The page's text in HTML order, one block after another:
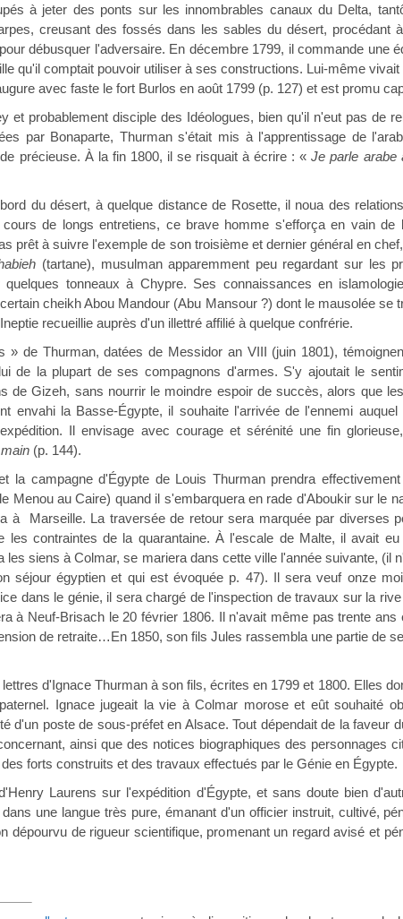
à jeter des ponts sur les innombrables canaux du Delta,
creusant des fossés dans les sables du désert, procédant
débusquer l'adversaire. En décembre 1799, il commande une
qu'il comptait pouvoir utiliser à ses constructions. Lui-même
avec faste le fort Burlos en août 1799 (p. 127) et est promu
et probablement disciple des Idéologues, bien qu'il n'eut pas de
par Bonaparte, Thurman s'était mis à l'apprentissage de
précieuse. À la fin 1800, il se risquait à écrire : «Je parle arabe
du désert, à quelque distance de Rosette, il noua des
de longs entretiens, ce brave homme s'efforça en vain
prêt à suivre l'exemple de son troisième et dernier général en
(tartane), musulman apparemment peu regardant sur les
tonneaux à Chypre. Ses connaissances en
cheikh Abou Mandour (Abu Mansour ?) dont le mausolée se
recueillie auprès d'un illettré affilié à quelque confrérie.
» de Thurman, datées de Messidor an VIII (juin 1801),
de la plupart de ses compagnons d'armes. S'y ajoutait le
de Gizeh, sans nourrir le moindre espoir de succès, alors que
envahi la Basse-Égypte, il souhaite l'arrivée de l'ennemi
Il envisage avec courage et sérénité une fin
(p. 144).
la campagne d'Égypte de Louis Thurman prendra
Menou au Caire) quand il s'embarquera en rade d'Aboukir sur le
à Marseille. La traversée de retour sera marquée par diverses
les contraintes de la quarantaine. À l'escale de Malte, il avait
les siens à Colmar, se mariera dans cette ville l'année suivante, (il
séjour égyptien et qui est évoquée p. 47). Il sera veuf onze
dans le génie, il sera chargé de l'inspection de travaux sur la
à Neuf-Brisach le 20 février 1806. Il n'avait même pas trente
de retraite…En 1850, son fils Jules rassembla une partie de
d'Ignace Thurman à son fils, écrites en 1799 et 1800. Elles
Ignace jugeait la vie à Colmar morose et eût souhaité
d'un poste de sous-préfet en Alsace. Tout dépendait de la faveur
ainsi que des notices biographiques des personnages
forts construits et des travaux effectués par le Génie en Égypte.
Laurens sur l'expédition d'Égypte, et sans doute bien
une langue très pure, émanant d'un officier instruit, cultivé,
dépourvu de rigueur scientifique, promenant un regard avisé et